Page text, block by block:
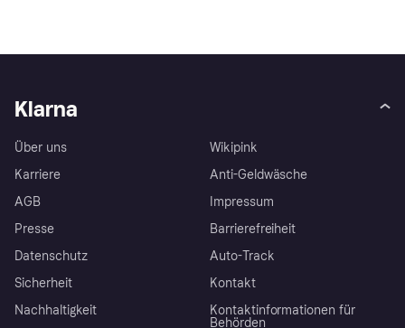
Klarna
Über uns
Karriere
AGB
Presse
Datenschutz
Sicherheit
Nachhaltigkeit
Wikipink
Anti-Geldwäsche
Impressum
Barrierefreiheit
Auto-Track
Kontakt
Kontaktinformationen für
Behörden